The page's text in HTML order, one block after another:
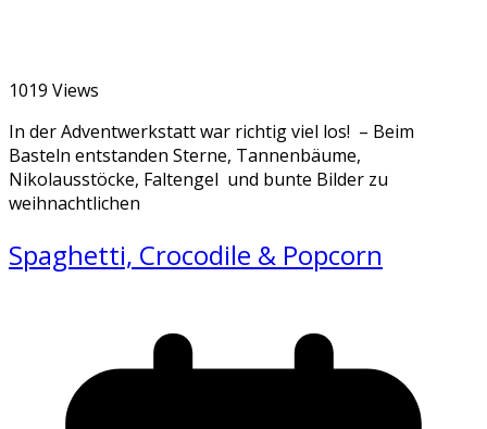
1019 Views
In der Adventwerkstatt war richtig viel los! – Beim
Basteln entstanden Sterne, Tannenbäume,
Nikolausstöcke, Faltengel und bunte Bilder zu
weihnachtlichen
Spaghetti, Crocodile & Popcorn